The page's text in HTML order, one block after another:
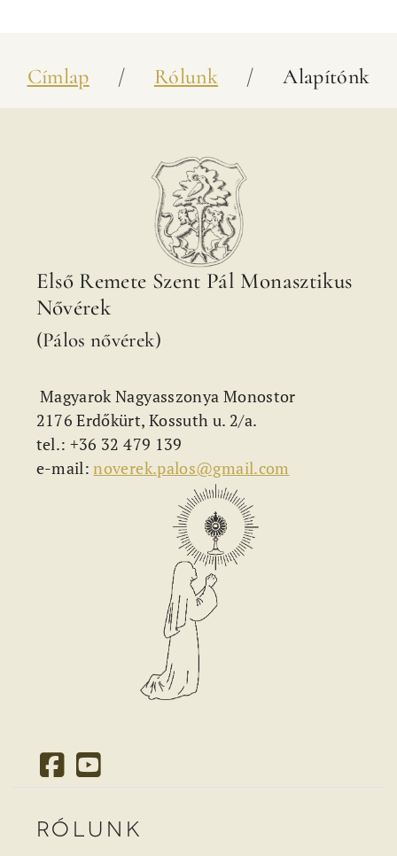
Morzsa
Címlap Rólunk Alapítónk
Első Remete Szent Pál Monasztikus
Nővérek
(Pálos nővérek)
Magyarok Nagyasszonya Monostor
2176 Erdőkürt, Kossuth u. 2/a.
tel.: +36 32 479 139
e-mail:noverek.palos@gmail.com
Rólunk